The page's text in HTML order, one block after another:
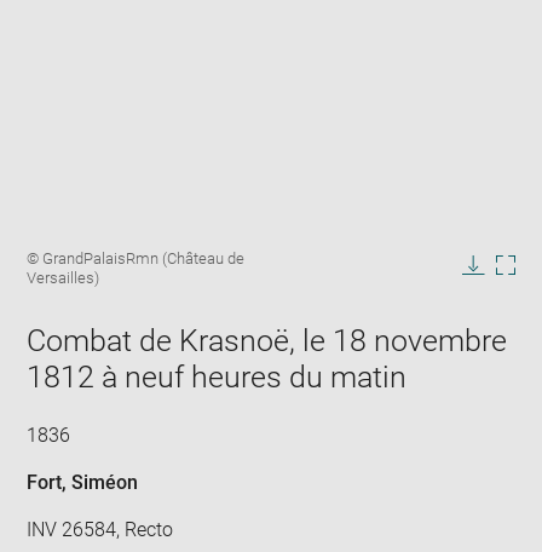
window
Image
caption:
© GrandPalaisRmn (Château de
Versailles)
in
Combat de Krasnoë, le 18 novembre
1812 à neuf heures du matin
1836
Fort, Siméon
INV 26584, Recto